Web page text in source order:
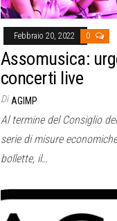
Febbraio 20, 2022 0
Assomusica:
concerti live
Di AGIMP
Al termine del Consiglio
serie di misure
bollette, il…